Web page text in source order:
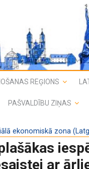
REĢIONS
PAŠVALDĪBU ZIŅAS
ekonomiskā zona
ar